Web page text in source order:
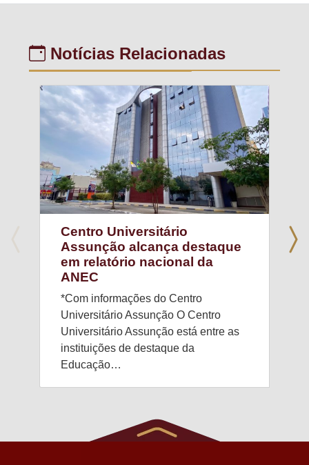
Notícias Relacionadas
Centro Universitário
Assunção alcança destaque
em relatório nacional da
ANEC
*Com informações do Centro
Universitário Assunção O Centro
Universitário Assunção está entre as
instituições de destaque da
Educação…